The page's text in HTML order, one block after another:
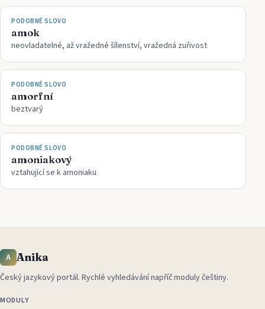
PODOBNÉ SLOVO
amok
neovladatelné, až vražedné šílenství, vražedná zuřivost
PODOBNÉ SLOVO
amorfní
beztvarý
PODOBNÉ SLOVO
amoniakový
vztahující se k amoniaku
A Anika
Český jazykový portál. Rychlé vyhledávání napříč moduly češtiny.
MODULY